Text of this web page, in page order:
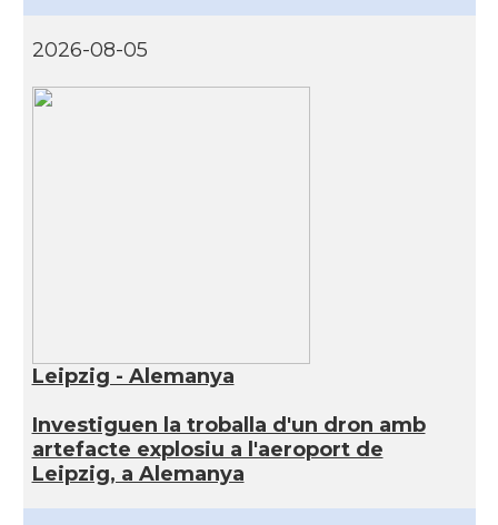
2026-08-05
Leipzig - Alemanya
Investiguen la troballa d'un dron amb
artefacte explosiu a l'aeroport de
Leipzig, a Alemanya